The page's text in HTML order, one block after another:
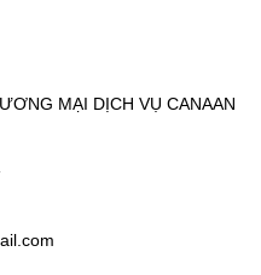
MẠI DỊCH VỤ CANAAN